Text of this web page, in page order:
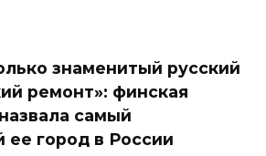
знаменитый русский
ремонт»: финская
самый
ее город в России